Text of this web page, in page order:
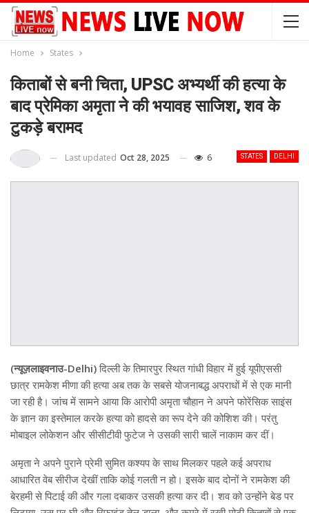
Home States
किताबों से बनी चिता, UPSC अभ्यर्थी की हत्या के
बाद प्रेमिका अमृता ने की भयावह साजिश, शव के
टुकड़े बरामद
STATES DELHI
Last updated Oct 28, 2025 6
(न्यूज़लाइवनाउ-Delhi)दिल्ली के तिमारपुर स्थित गांधी विहार में हुई यूपीएससी
छात्र रामकेश मीणा की हत्या अब तक के सबसे योजनाबद्ध अपराधों में से एक मानी
जा रही है। जांच में सामने आया कि आरोपी अमृता चौहान ने अपने फोरेंसिक साइंस
के ज्ञान का इस्तेमाल करके हत्या को हादसे का रूप देने की कोशिश की। परंतु
मोबाइल लोकेशन और सीसीटीवी फुटेज ने उसकी सारी चालें नाकाम कर दीं।
अमृता ने अपने पुराने प्रेमी सुमित कश्यप के साथ मिलकर पहले कई अपराध
आधारित वेब सीरीज देखीं ताकि कोई गलती न हो। इसके बाद दोनों ने रामकेश की
बेरहमी से पिटाई की और गला दबाकर उसकी हत्या कर दी। शव को उन्होंने बेड पर